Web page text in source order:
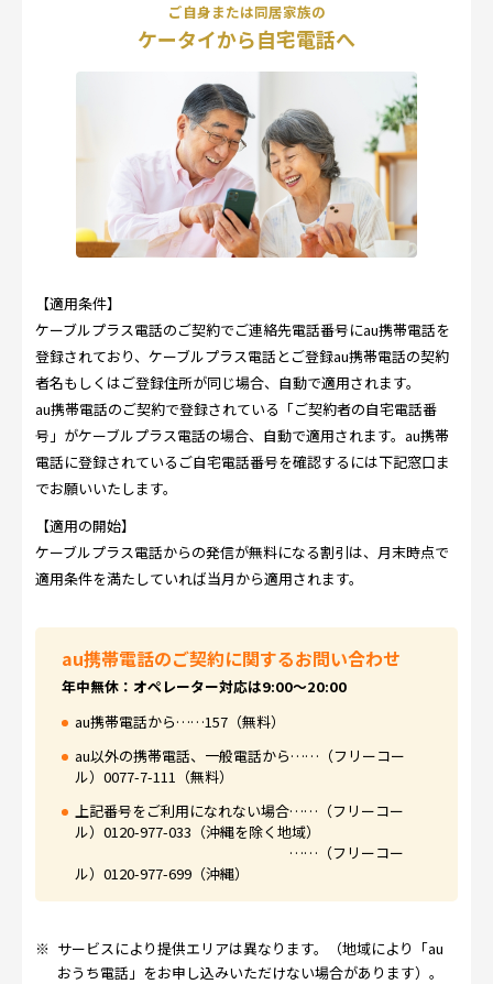
ご自身または同居家族の
ケータイから自宅電話へ
【適用条件】
ケーブルプラス電話のご契約でご連絡先電話番号にau携帯電話を
登録されており、ケーブルプラス電話とご登録au携帯電話の契約
者名もしくはご登録住所が同じ場合、自動で適用されます。
au携帯電話のご契約で登録されている「ご契約者の自宅電話番
号」がケーブルプラス電話の場合、自動で適用されます。au携帯
電話に登録されているご自宅電話番号を確認するには下記窓口ま
でお願いいたします。
【適用の開始】
ケーブルプラス電話からの発信が無料になる割引は、月末時点で
適用条件を満たしていれば当月から適用されます。
au携帯電話のご契約に関するお問い合わせ
年中無休：オペレーター対応は9:00～20:00
au携帯電話から……157（無料）
au以外の携帯電話、一般電話から……（フリーコー
ル）0077-7-111（無料）
上記番号をご利用になれない場合……（フリーコー
ル）0120-977-033（沖縄を除く地域）
……（フリーコー
ル）0120-977-699（沖縄）
※ サービスにより提供エリアは異なります。（地域により「au
おうち電話」をお申し込みいただけない場合があります）。